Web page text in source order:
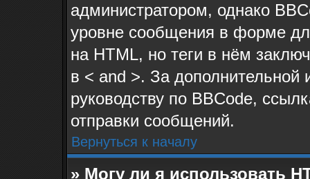
администратором, однако
уровне сообщения в форме
на HTML, но теги в нём
в < and >. За дополнительной
руководству по BBCode,
отправки сообщений.
Вернуться к началу
» Могу ли я использовать